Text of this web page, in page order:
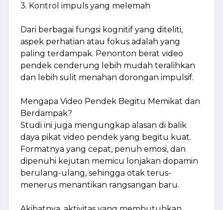
3. Kontrol impuls yang melemah
Dari berbagai fungsi kognitif yang diteliti,
aspek perhatian atau fokus adalah yang
paling terdampak. Penonton berat video
pendek cenderung lebih mudah teralihkan
dan lebih sulit menahan dorongan impulsif.
Mengapa Video Pendek Begitu Memikat dan
Berdampak?
Studi ini juga mengungkap alasan di balik
daya pikat video pendek yang begitu kuat.
Formatnya yang cepat, penuh emosi, dan
dipenuhi kejutan memicu lonjakan dopamin
berulang-ulang, sehingga otak terus-
menerus menantikan rangsangan baru.